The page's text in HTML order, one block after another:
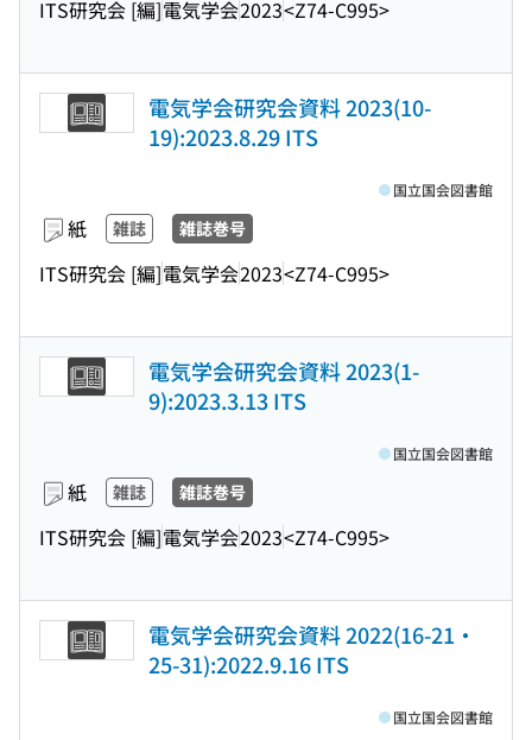
ITS研究会 [編]電気学会2023<Z74-C995>
電気学会研究会資料 2023(10-
19):2023.8.29 ITS
紙 雑誌 雑誌巻号
ITS研究会 [編]電気学会2023<Z74-C995>
国立国会図書館
電気学会研究会資料 2023(1-
9):2023.3.13 ITS
紙 雑誌 雑誌巻号
ITS研究会 [編]電気学会2023<Z74-C995>
国立国会図書館
電気学会研究会資料 2022(16-21・
25-31):2022.9.16 ITS
国立国会図書館